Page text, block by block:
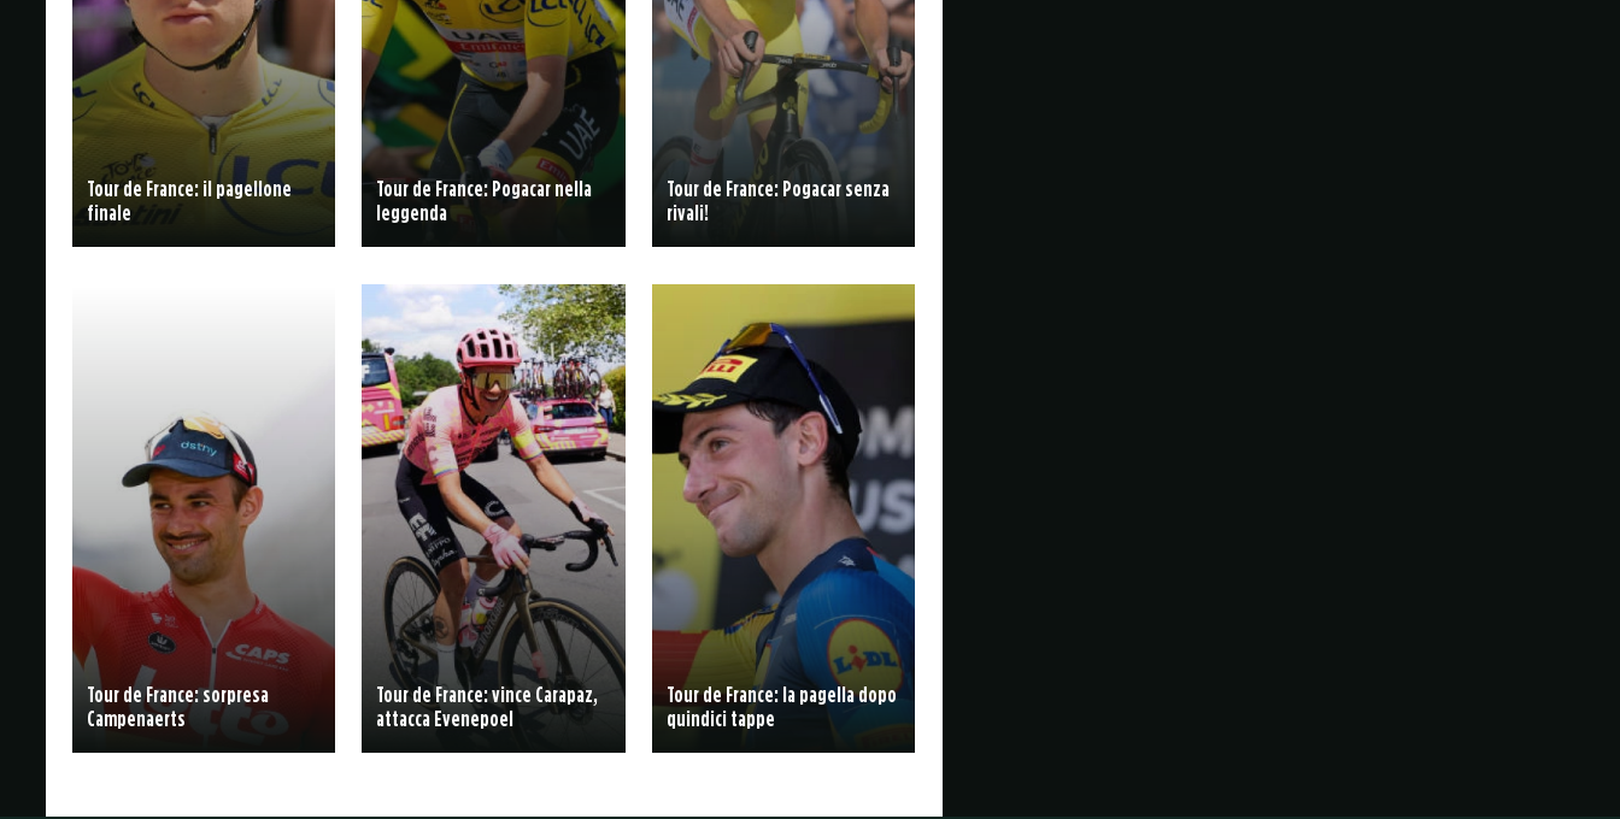
Tour de France: il pagellone
finale
Tour de France: Pogacar nella
leggenda
Tour de France: Pogacar senza
rivali!
Tour de France: sorpresa
Campenaerts
Tour de France: vince Carapaz,
attacca Evenepoel
Tour de France: la pagella dopo
quindici tappe